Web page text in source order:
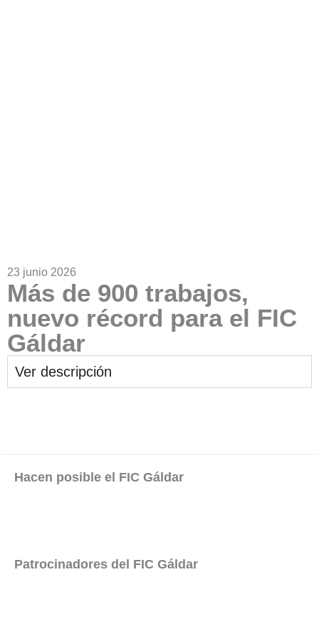
23 junio 2026
Más de 900 trabajos,
nuevo récord para el FIC
Gáldar
Ver descripción
Hacen posible el FIC Gáldar
Patrocinadores del FIC Gáldar